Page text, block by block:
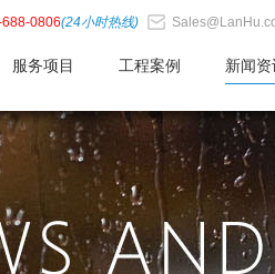
0806(24小时热线)
服务项目 工程案例 新闻资